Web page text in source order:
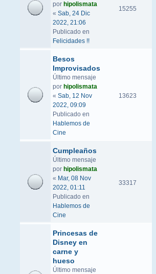
por hipolismata
« Sab, 24 Dic
2022, 21:06
Publicado en
Felicidades !!
15255
Besos
Improvisados
Último mensaje
por hipolismata
« Sab, 12 Nov
2022, 09:09
Publicado en
Hablemos de
Cine
13623
Cumpleaños
Último mensaje
por hipolismata
« Mar, 08 Nov
2022, 01:11
Publicado en
Hablemos de
Cine
33317
Princesas de
Disney en
carne y
hueso
Último mensaje